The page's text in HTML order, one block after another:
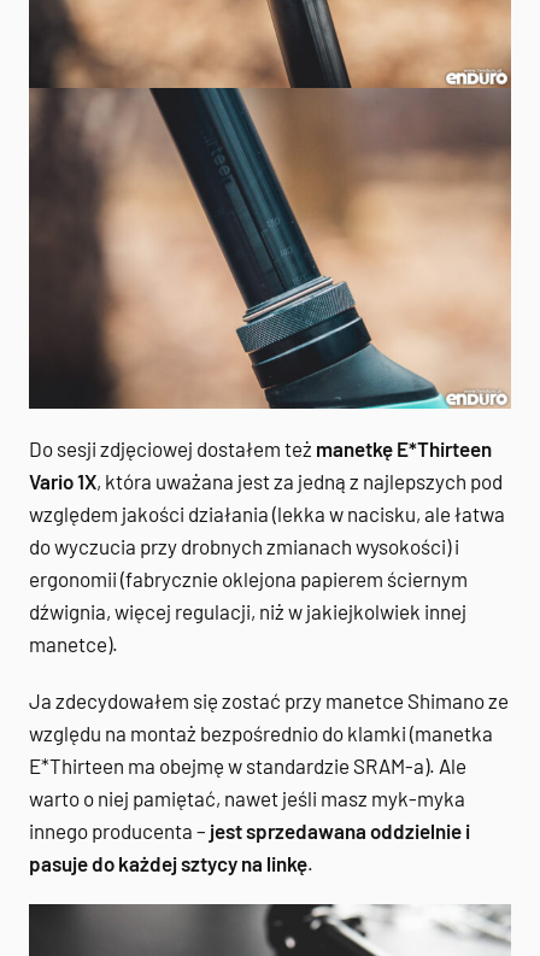
Do sesji zdjęciowej dostałem też manetkę E*Thirteen
Vario 1X, która uważana jest za jedną z najlepszych pod
względem jakości działania (lekka w nacisku, ale łatwa
do wyczucia przy drobnych zmianach wysokości) i
ergonomii (fabrycznie oklejona papierem ściernym
dźwignia, więcej regulacji, niż w jakiejkolwiek innej
manetce).
Ja zdecydowałem się zostać przy manetce Shimano ze
względu na montaż bezpośrednio do klamki (manetka
E*Thirteen ma obejmę w standardzie SRAM-a). Ale
warto o niej pamiętać, nawet jeśli masz myk-myka
innego producenta – jest sprzedawana oddzielnie i
pasuje do każdej sztycy na linkę.